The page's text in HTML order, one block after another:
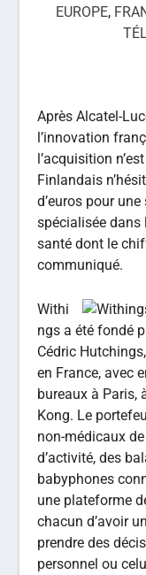
EUROPE,
Après Alcatel-
l’innovation
l’acquisition
Finlandais
d’euros pour
spécialisée dans
santé dont le
communiqué.
Withi
ngs a été fondé
Cédric
en France, avec
bureaux à Paris,
Kong. Le
non-médicaux
d’activité, des
babyphones
une plateforme
chacun d’avoir
prendre des
personnel ou